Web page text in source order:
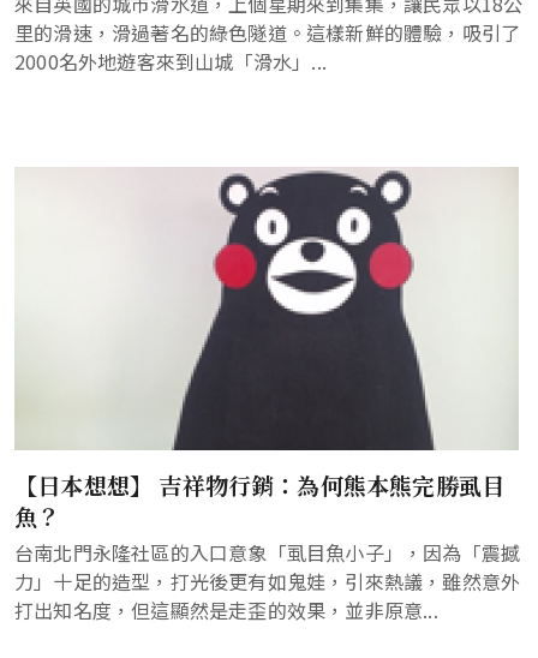
里的滑速，滑過著名的綠色隧道。這樣新鮮的體驗，吸引了
2000名外地遊客來到山城「滑水」...
【日本想想】 吉祥物行銷：為何熊本熊完勝虱目
魚？
台南北門永隆社區的入口意象「虱目魚小子」，因為「震撼
力」十足的造型，打光後更有如鬼娃，引來熱議，雖然意外
打出知名度，但這顯然是走歪的效果，並非原意...